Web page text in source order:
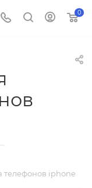
0
телефонов iphone